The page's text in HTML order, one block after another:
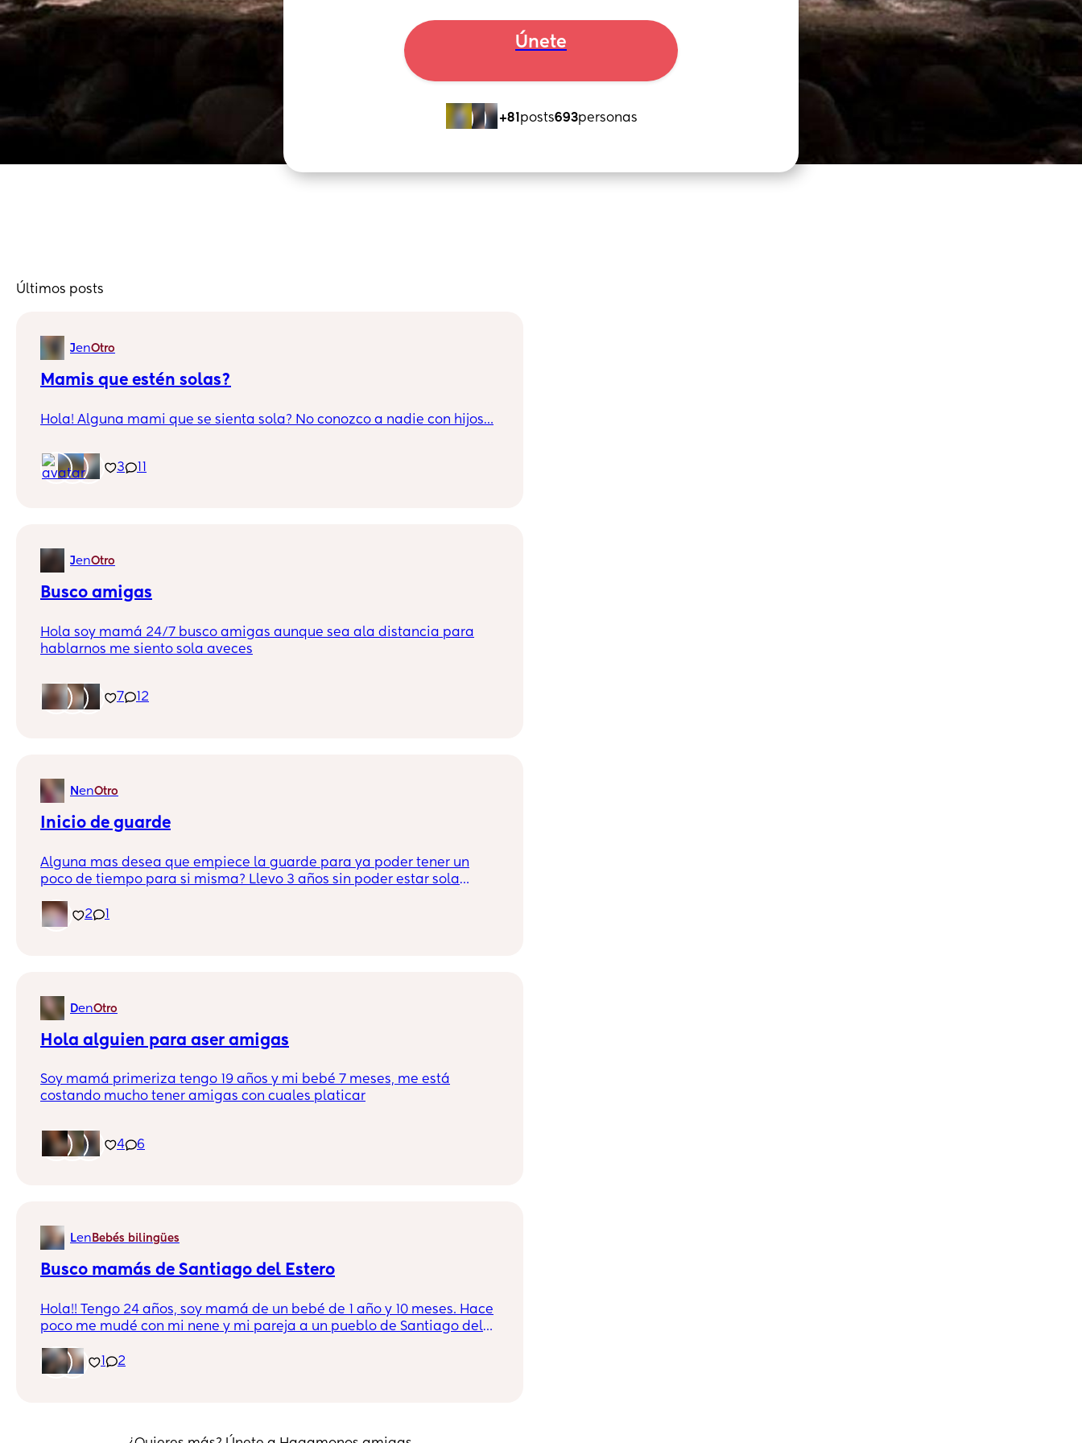
Únete
+81 posts693personas
Últimos posts
JenOtro
Mamis que estén solas?
Hola! Alguna mami que se sienta sola? No conozco a nadie con hijos…
3
JenOtro
Busco amigas
Hola soy mamá 24/7 busco amigas aunque sea ala distancia para
hablarnos me siento sola aveces
7 12
NenOtro
Inicio de guarde
Alguna mas desea que empiece la guarde para ya poder tener un
poco de tiempo para si misma? Llevo 3 años sin poder estar sola
mis niños la guarderia para yo poder respirar sin preocupaciones
dentro de lo posible!! Saludos desde pinto!! Si hay alguna mami que
2
DenOtro
Hola alguien para aser amigas
Soy mamá primeriza tengo 19 años y mi bebé 7 meses, me está
costando mucho tener amigas con cuales platicar
4 6
Len Bebés bilingües
Busco mamás de Santiago del Estero
Hola!! Tengo 24 años, soy mamá de un bebé de 1 año y 10 meses. Hace
poco me mudé con mi nene y mi pareja a un pueblo de Santiago del
verdad me siento sola y buscaba algún grupo de mamas ya sea de
por acá o un grupo de mamás igual
1 2